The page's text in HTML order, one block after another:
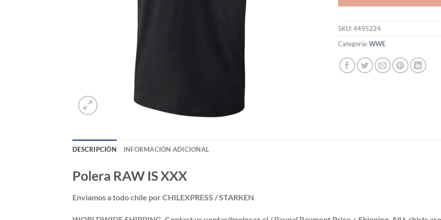
SKU:4495224
Categoría:WWE
DESCRIPCIÓN INFORMACIÓN ADICIONAL
Polera RAW IS XXX
Enviamos a todo chile por CHILEXPRESS / STARKEN